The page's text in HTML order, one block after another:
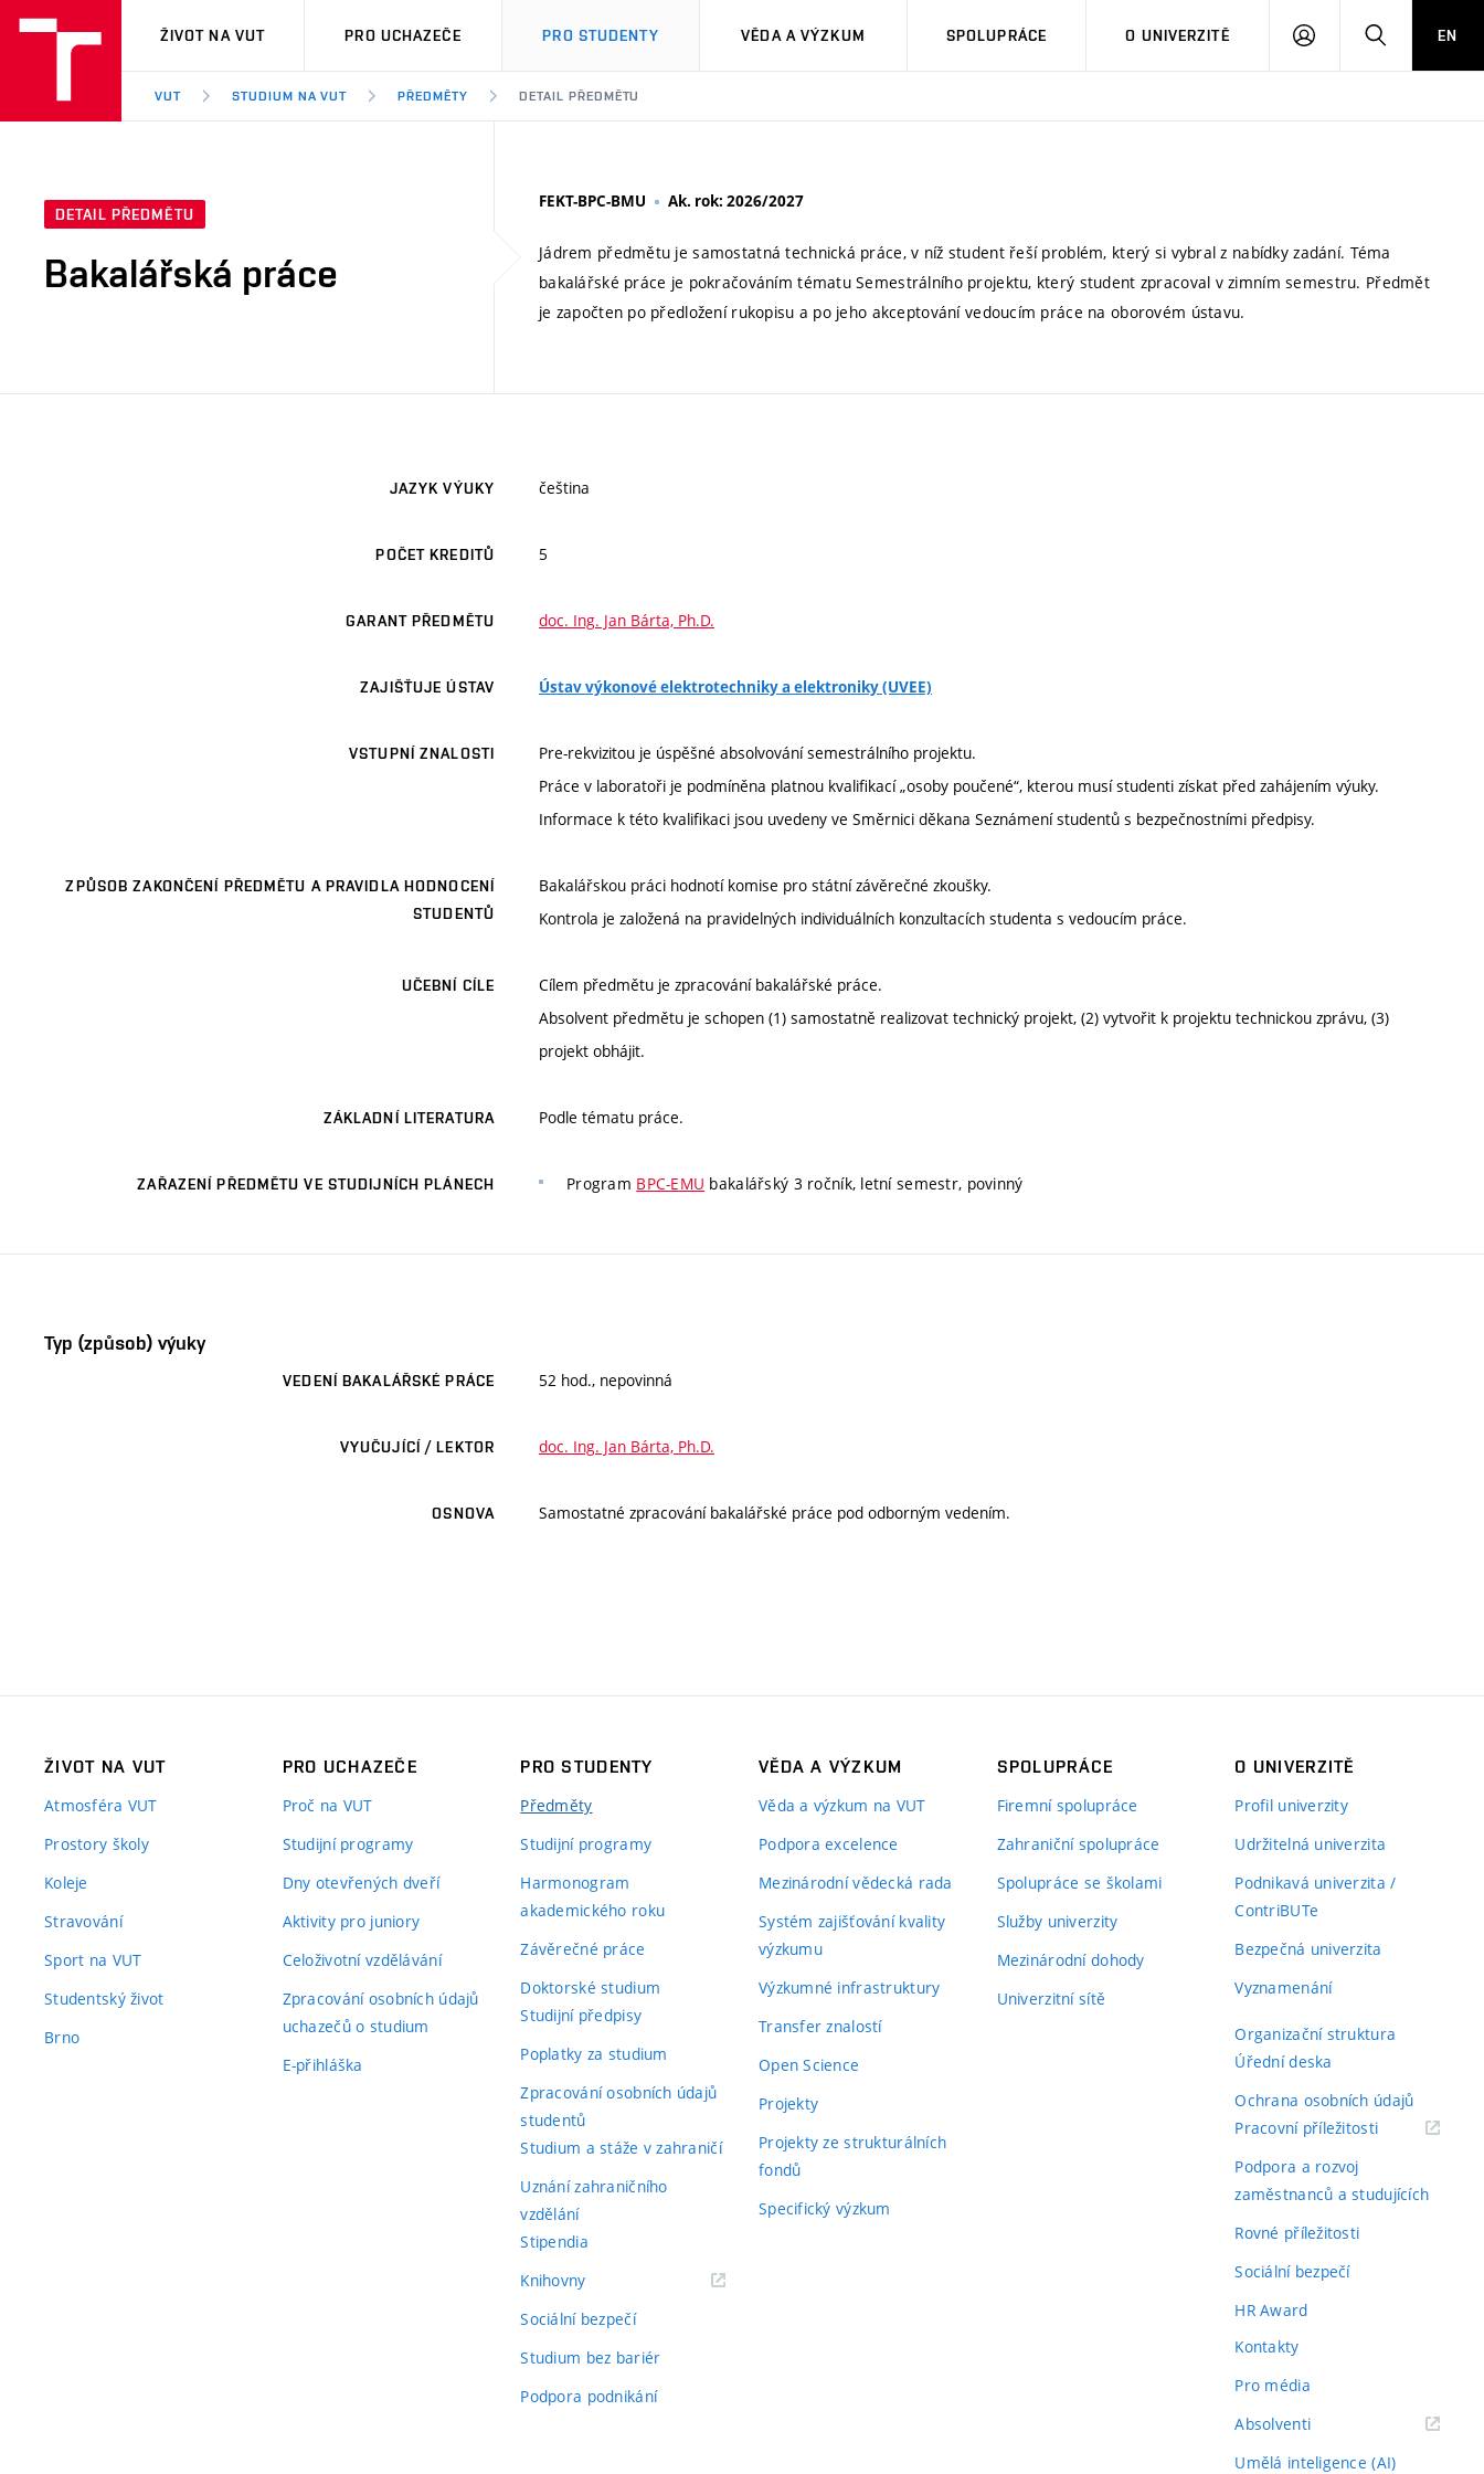
VUT
ŽIVOT NA VUT PRO UCHAZEČE PRO STUDENTY VĚDA A VÝZKUM SPOLUPRÁCE O UNIVERZITĚ
PŘIHLÁSIT HLEDATEN
VUT STUDIUM NA VUT PŘEDMĚTY DETAIL PŘEDMĚTU
DETAIL PŘEDMĚTU
Bakalářská práce
FEKT-BPC-BMU Ak. rok: 2026/2027
Jádrem předmětu je samostatná technická práce, v níž student řeší problém, který si vybral z nabídky zadání. Téma
bakalářské práce je pokračováním tématu Semestrálního projektu, který student zpracoval v zimním semestru. Předmět
je započten po předložení rukopisu a po jeho akceptování vedoucím práce na oborovém ústavu.
JAZYK VÝUKY čeština
POČET KREDITŮ 5
GARANT PŘEDMĚTU doc. Ing. Jan Bárta, Ph.D.
ZAJIŠŤUJE ÚSTAV Ústav výkonové elektrotechniky a elektroniky (UVEE)
VSTUPNÍ ZNALOSTI
Pre-rekvizitou je úspěšné absolvování semestrálního projektu.
Práce v laboratoři je podmíněna platnou kvalifikací „osoby poučené“, kterou musí studenti získat před zahájením výuky.
Informace k této kvalifikaci jsou uvedeny ve Směrnici děkana Seznámení studentů s bezpečnostními předpisy.
ZPŮSOB ZAKONČENÍ PŘEDMĚTU A PRAVIDLA HODNOCENÍ
STUDENTŮ
Bakalářskou práci hodnotí komise pro státní závěrečné zkoušky.
Kontrola je založená na pravidelných individuálních konzultacích studenta s vedoucím práce.
UČEBNÍ CÍLE
Cílem předmětu je zpracování bakalářské práce.
Absolvent předmětu je schopen (1) samostatně realizovat technický projekt, (2) vytvořit k projektu technickou zprávu, (3)
projekt obhájit.
ZÁKLADNÍ LITERATURA Podle tématu práce.
ZAŘAZENÍ PŘEDMĚTU VE STUDIJNÍCH PLÁNECH Program BPC-EMU bakalářský 3 ročník, letní semestr, povinný
Typ (způsob) výuky
VEDENÍ BAKALÁŘSKÉ PRÁCE 52 hod., nepovinná
VYUČUJÍCÍ / LEKTOR doc. Ing. Jan Bárta, Ph.D.
OSNOVA Samostatné zpracování bakalářské práce pod odborným vedením.
ŽIVOT NA VUT
Atmosféra VUT
Prostory školy
Koleje
Stravování
Sport na VUT
Studentský život
Brno
PRO UCHAZEČE
Proč na VUT
Studijní programy
Dny otevřených dveří
Aktivity pro juniory
Celoživotní vzdělávání
Zpracování osobních údajů
uchazečů o studium
E-přihláška
PRO STUDENTY
Předměty
Studijní programy
Harmonogram
akademického roku
Závěrečné práce
Doktorské studium
Studijní předpisy
Poplatky za studium
Zpracování osobních údajů
studentů
Studium a stáže v zahraničí
Uznání zahraničního
vzdělání
Stipendia
Knihovny(externí
Sociální bezpečí
Studium bez bariér
Podpora podnikání
VĚDA A VÝZKUM
Věda a výzkum na VUT
Podpora excelence
Mezinárodní vědecká rada
Systém zajišťování kvality
výzkumu
Výzkumné infrastruktury
Transfer znalostí
Open Science
Projekty
Projekty ze strukturálních
fondů
Specifický výzkum
SPOLUPRÁCE
Firemní spolupráce
Zahraniční spolupráce
Spolupráce se školami
Služby univerzity
Mezinárodní dohody
Univerzitní sítě
O UNIVERZITĚ
Profil univerzity
Udržitelná univerzita
Podnikavá univerzita /
ContriBUTe
Bezpečná univerzita
Vyznamenání
Organizační struktura
Úřední deska
Ochrana osobních údajů
Pracovní příležitosti(externí
Podpora a rozvoj
zaměstnanců a studujících
Rovné příležitosti
Sociální bezpečí
HR Award
Kontakty
Pro média
Absolventi(externí
Umělá inteligence (AI)